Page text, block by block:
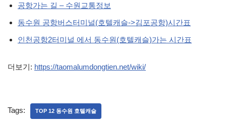
공항가는 길 – 수원교통정보
동수원 공항버스터미널(호텔캐슬->김포공항)시간표
인천공항2터미널 에서 동수원(호텔캐슬)가는 시간표
더보기: https://taomalumdongtien.net/wiki/
Tags: TOP 12 동수원 호텔캐슬